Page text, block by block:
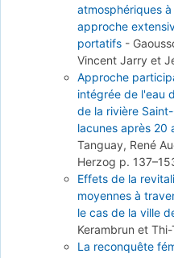
atmosphériques
approche
portatifs -
Vincent Jarry et
Approche
intégrée de l'eau
de la rivière
lacunes après 20
Tanguay, René
Herzog p.
Effets de la
moyennes à
le cas de la ville
Kerambrun et
La reconquête